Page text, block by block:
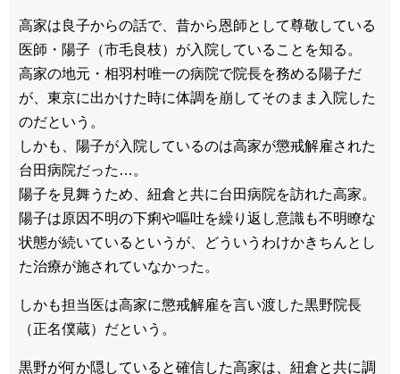
高家は良子からの話で、昔から恩師として尊敬している
医師・陽子（市毛良枝）が入院していることを知る。
高家の地元・相羽村唯一の病院で院長を務める陽子だ
が、東京に出かけた時に体調を崩してそのまま入院した
のだという。
しかも、陽子が入院しているのは高家が懲戒解雇された
台田病院だった…。
陽子を見舞うため、紐倉と共に台田病院を訪れた高家。
陽子は原因不明の下痢や嘔吐を繰り返し意識も不明瞭な
状態が続いているというが、どういうわけかきちんとし
た治療が施されていなかった。
しかも担当医は高家に懲戒解雇を言い渡した黒野院長
（正名僕蔵）だという。
黒野が何か隠していると確信した高家は、紐倉と共に調